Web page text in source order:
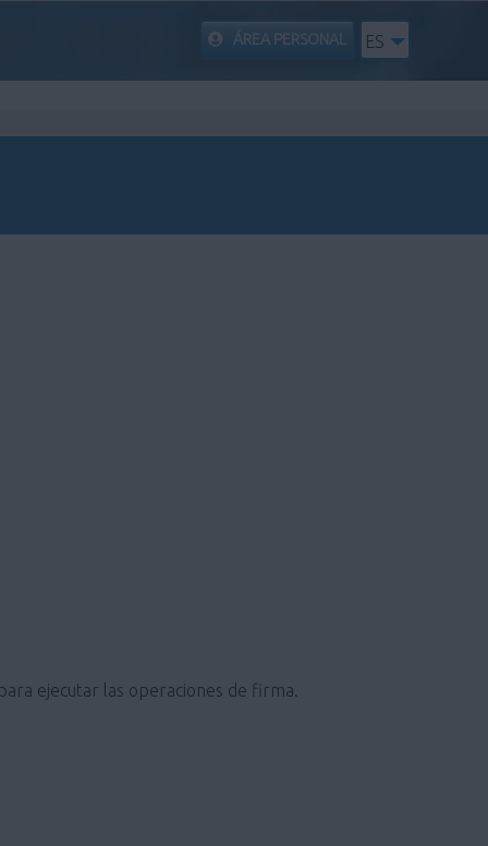
ÁREA PERSONAL ES
ejecutar las operaciones de firma.